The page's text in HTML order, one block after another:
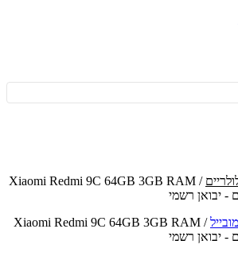
/ Xiaomi Redmi 9C 64GB 3GB RAM
רשמי
/
Xiaomi Redmi 9C 64GB 3GB RAM
רשמי